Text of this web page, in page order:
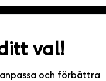
val!
och förbättra